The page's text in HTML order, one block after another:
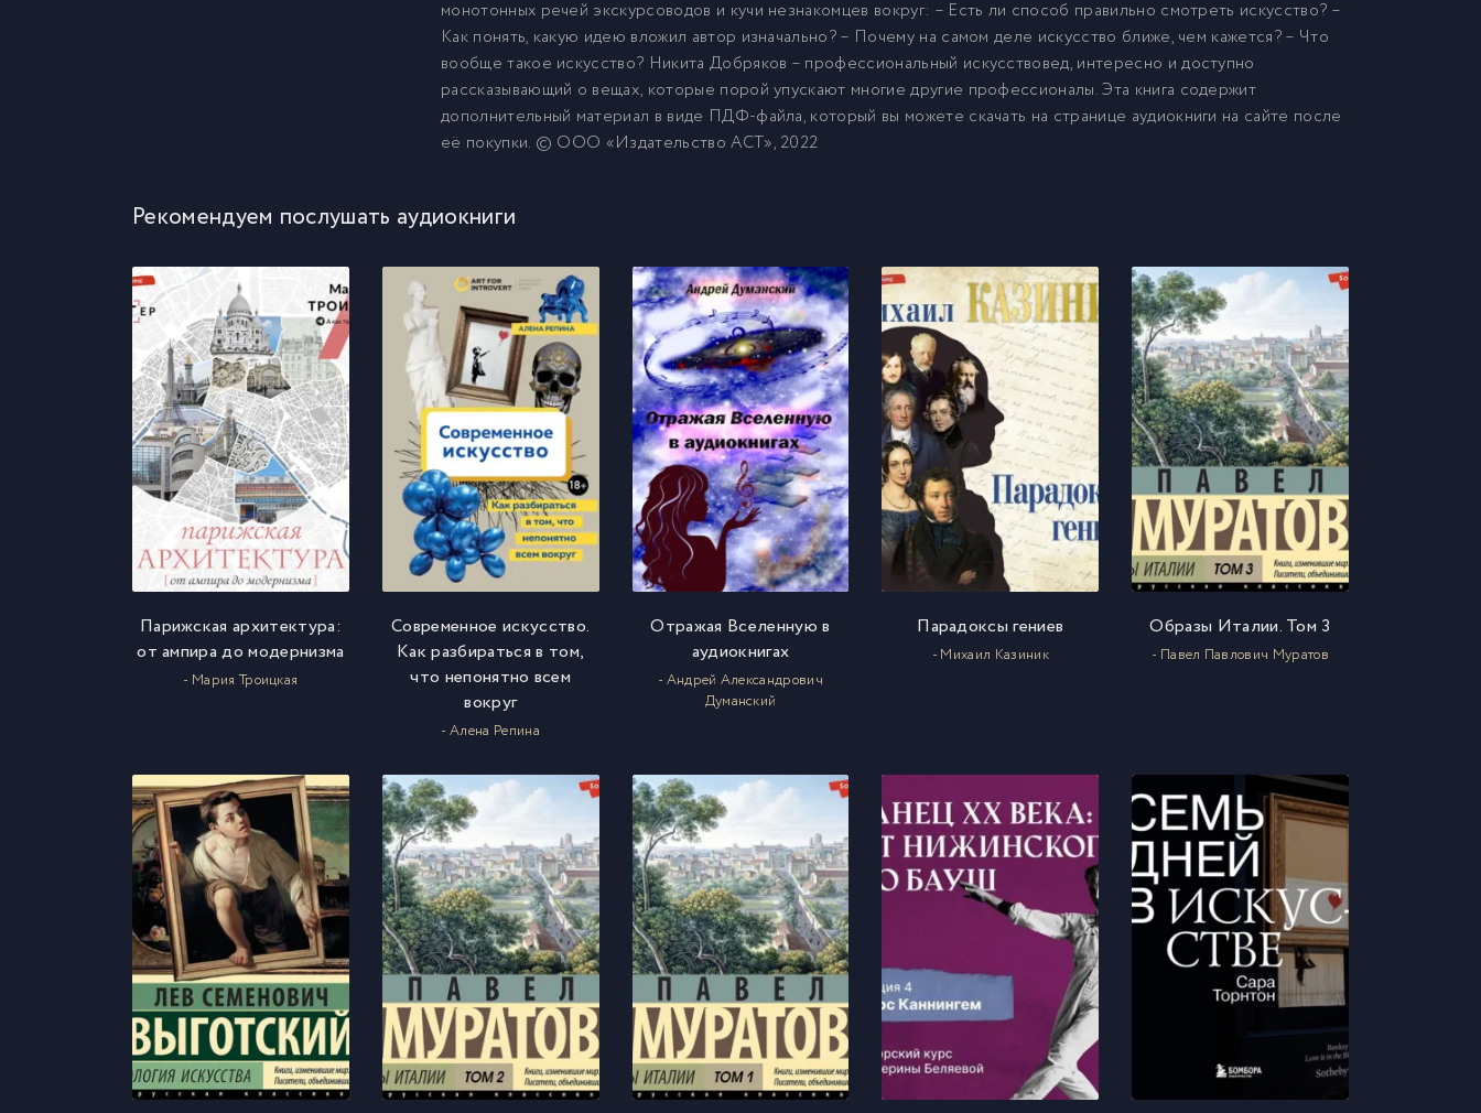
монотонных речей экскурсоводов и кучи незнакомцев вокруг: – Есть ли способ правильно смотреть искусство? –
Как понять, какую идею вложил автор изначально? – Почему на самом деле искусство ближе, чем кажется? – Что
вообще такое искусство? Никита Добряков – профессиональный искусствовед, интересно и доступно
рассказывающий о вещах, которые порой упускают многие другие профессионалы. Эта книга содержит
дополнительный материал в виде ПДФ-файла, который вы можете скачать на странице аудиокниги на сайте после
её покупки. © ООО «Издательство АСТ», 2022
Рекомендуем послушать аудиокниги
Парижская архитектура:
от ампира до модернизма
- Мария Троицкая
Современное искусство.
Как разбираться в том,
что непонятно всем
вокруг
- Алена Репина
Отражая Вселенную в
аудиокнигах
- Андрей Александрович
Думанский
Парадоксы гениев
- Михаил Казиник
Образы Италии. Том 3
- Павел Павлович Муратов